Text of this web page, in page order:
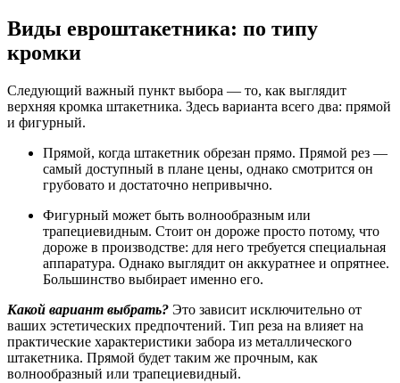
Виды евроштакетника: по типу
кромки
Следующий важный пункт выбора — то, как выглядит
верхняя кромка штакетника. Здесь варианта всего два: прямой
и фигурный.
Прямой, когда штакетник обрезан прямо. Прямой рез —
самый доступный в плане цены, однако смотрится он
грубовато и достаточно непривычно.
Фигурный может быть волнообразным или
трапециевидным. Стоит он дороже просто потому, что
дороже в производстве: для него требуется специальная
аппаратура. Однако выглядит он аккуратнее и опрятнее.
Большинство выбирает именно его.
Какой вариант выбрать? Это зависит исключительно от
ваших эстетических предпочтений. Тип реза на влияет на
практические характеристики забора из металлического
штакетника. Прямой будет таким же прочным, как
волнообразный или трапециевидный.